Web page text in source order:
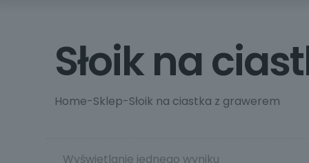
Słoik na
Home-Sklep-Słoik na ciastka z grawerem
Wyświetlanie jednego wyniku